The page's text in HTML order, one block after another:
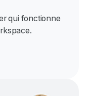
qui fonctionne